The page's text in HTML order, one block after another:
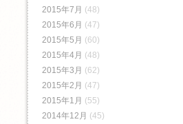
2015年7月 (48)
2015年6月 (47)
2015年5月 (60)
2015年4月 (48)
2015年3月 (62)
2015年2月 (47)
2015年1月 (55)
2014年12月 (45)